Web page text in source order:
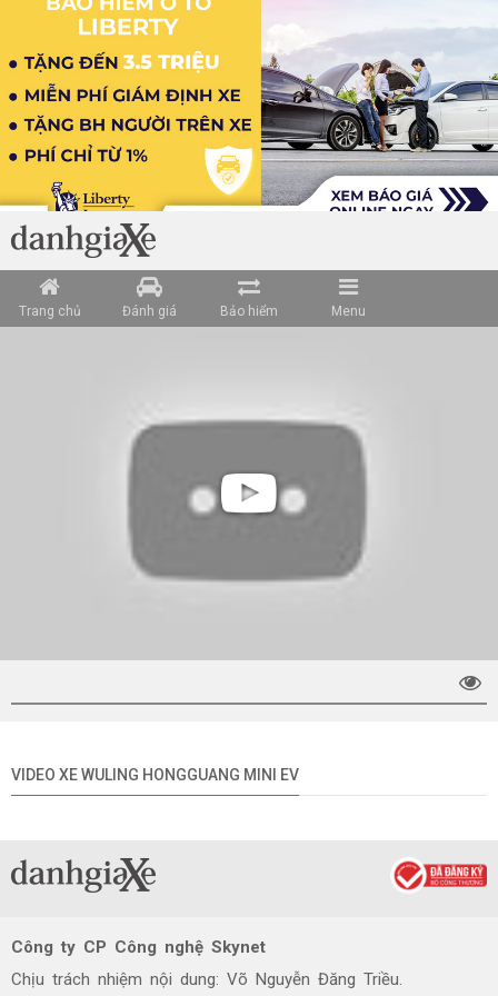
Trang chủ Đánh giá Bảo hiểm Menu
VIDEO XE WULING HONGGUANG MINI EV
Công ty CP Công nghệ Skynet
Chịu trách nhiệm nội dung: Võ Nguyễn Đăng Triều.